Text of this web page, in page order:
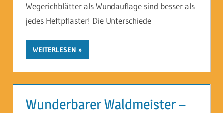
Wegerichblätter als Wundauflage sind besser als
jedes Heftpflaster! Die Unterschiede
WEITERLESEN
Wunderbarer Waldmeister –